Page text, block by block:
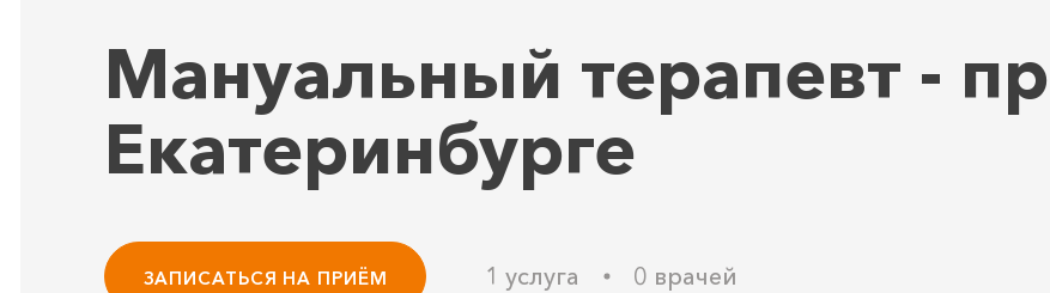
Мануальный терапевт -
Екатеринбурге
ЗАПИСАТЬСЯ НА ПРИЁМ 1 услуга 0 врачей